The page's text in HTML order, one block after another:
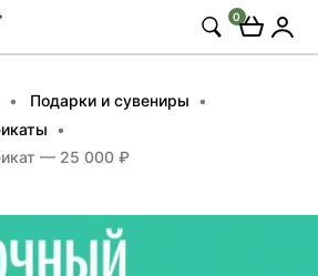
0
Подарки и сувениры
— 25 000 ₽